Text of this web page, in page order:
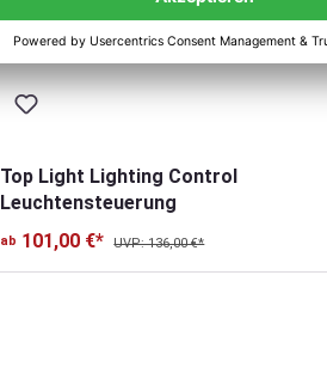
Top Light Lighting Control
Leuchtensteuerung
ab 101,00 €* UVP: 136,00 €*